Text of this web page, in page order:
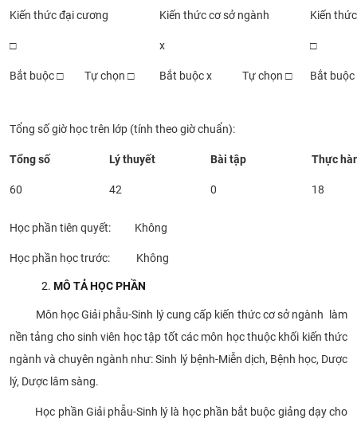
Kiến thức đại cương
□
Kiến thức cơ sở ngành
x
Kiến
□
Bắt buộc □ Tự chọn □ Bắt buộc x Tự chọn □ Bắt buộc
Tổng số giờ học trên lớp (tính theo giờ chuẩn):
Tổng số Lý thuyết Bài tập Thực
60 42 0 18
Học phần tiên quyết: Không
Học phần học trước: Không
MÔ TẢ HỌC PHẦN
Môn học Giải phẫu-Sinh lý cung cấp kiến thức cơ sở ngành làm
nền tảng cho sinh viên học tập tốt các môn học thuộc khối kiến thức
ngành và chuyên ngành như: Sinh lý bệnh-Miễn dịch, Bệnh học, Dược
lý, Dược lâm sàng.
Học phần Giải phẫu-Sinh lý là học phần bắt buộc giảng dạy cho